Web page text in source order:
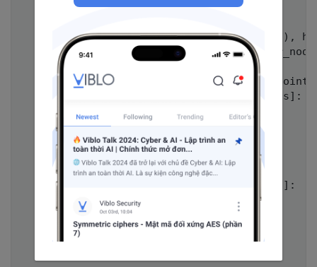
left_hr = [(hr[0][0], cur_node[1]),
right_hr = [hr[0], (hr[1][0],
# check which hyperplane the target point
    if target_point[axis] <= cur_node[axis]:
        nearer_kd = left_branch
        further_kd = right_branch
        nearer_hr = left_hr
        further_hr = right_hr
    if target_point[axis] > cur_node[axis]:
        nearer_kd = right_branch
        further_kd = left_branch
        nearer_hr = right_hr
        further_hr = left_hr